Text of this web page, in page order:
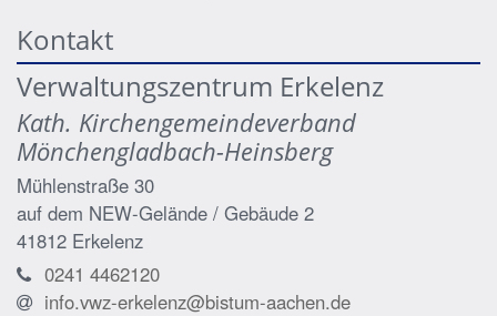
Kontakt
Verwaltungszentrum Erkelenz
Kath. Kirchengemeindeverband
Mönchengladbach-Heinsberg
Mühlenstraße 30
auf dem NEW-Gelände / Gebäude 2
41812 Erkelenz
0241 4462120
info.vwz-erkelenz@bistum-aachen.de